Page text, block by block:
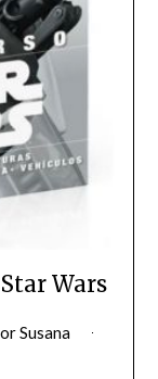
Wars
Susana